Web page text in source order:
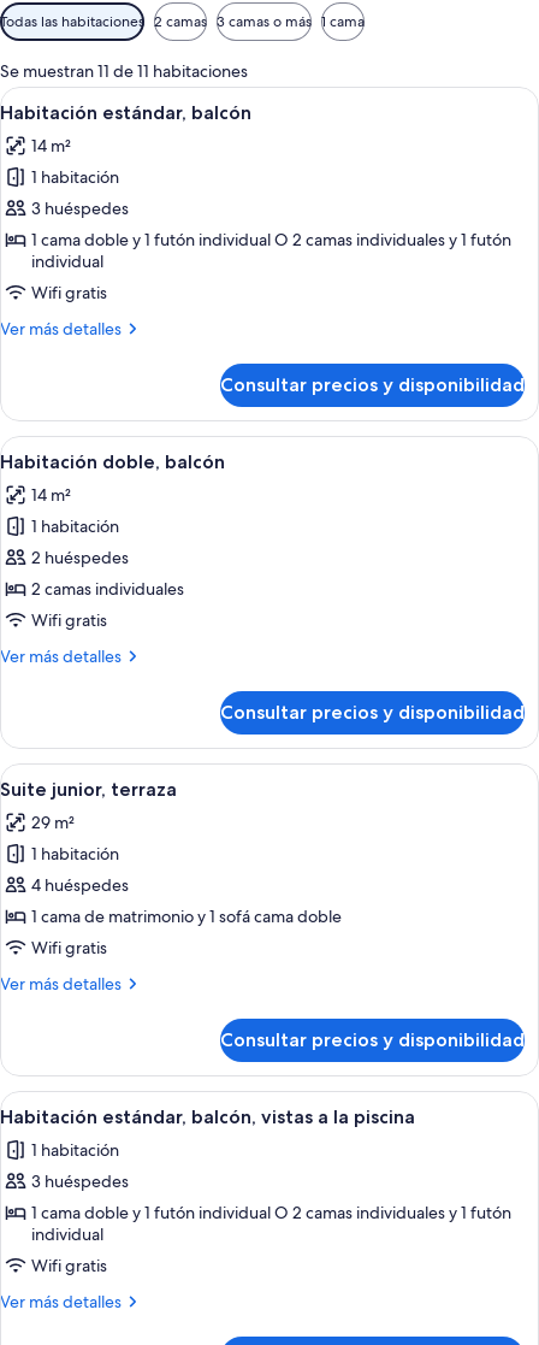
Filtros
disponibles
para
las
habitaciones
Todas las habitaciones 2 camas 3 camas o más 1 cama
Se muestran 11 de 11 habitaciones
Abrir
todas
las
fotos
de
Habitación
estándar,
balcón
Habitación de hotel con cama,
7
Habitación estándar, balcón
14 m²
1 habitación
3 huéspedes
1 cama doble y 1 futón individual O 2 camas individuales y 1 futón
individual
Wifi gratis
Ver más detalles
Más
estándar,
balcón
Consultar precios y disponibilidad
Abrir
todas
las
fotos
de
Habitación
doble,
Una cama doble con cabecera
10
Habitación doble, balcón
14 m²
1 habitación
2 huéspedes
2 camas individuales
Wifi gratis
Ver más detalles
Más
doble,
balcón
Consultar precios y disponibilidad
Abrir
todas
las
fotos
de
Suite
junior,
Una habitación de hotel moderna
9
Suite junior, terraza
29 m²
1 habitación
4 huéspedes
1 cama de matrimonio y 1 sofá cama doble
Wifi gratis
Ver más detalles
Más
junior,
terraza
Consultar precios y disponibilidad
Abrir
todas
las
fotos
de
Habitación
estándar,
balcón,
Habitación de hotel con cama, un
9
Habitación estándar, balcón, vistas a la piscina
1 habitación
3 huéspedes
1 cama doble y 1 futón individual O 2 camas individuales y 1 futón
individual
Wifi gratis
Ver más detalles
Más